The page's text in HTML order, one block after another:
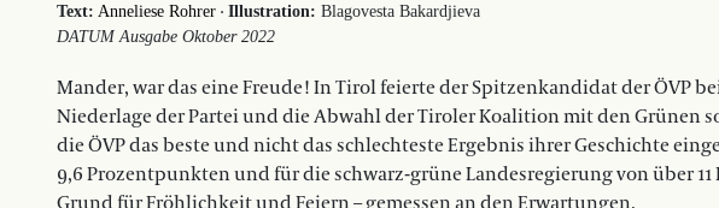
Text: Anneliese Rohrer · Illustration: Blagovesta Bakardjieva
DATUM Ausgabe Oktober 2022
Mander, war das eine Freude! In Tirol feierte der Spitzenkandidat der ÖVP
Niederlage der Partei und die Abwahl der Tiroler Koalition mit den Grünen
die ÖVP das beste und nicht das schlechteste Ergebnis ihrer Geschichte
9,6 Prozentpunkten und für die schwarz-grüne Landesregierung von über
Grund für Fröhlichkeit und Feiern – gemessen an den Erwartungen.